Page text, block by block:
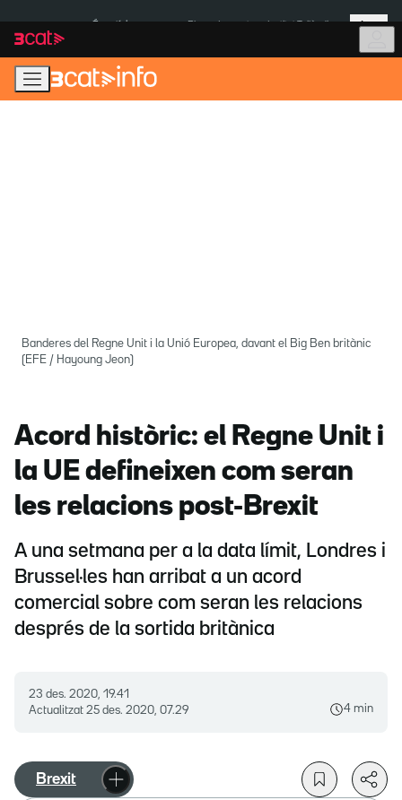
navegació
principal
contingut
Més
Banderes del Regne Unit i la Unió Europea, davant el Big Ben britànic
(EFE / Hayoung Jeon)
Acord històric: el Regne Unit i
la UE defineixen com seran
les relacions post-Brexit
A una setmana per a la data límit, Londres i
Brussel·les han arribat a un acord
comercial sobre com seran les relacions
després de la sortida britànica
23 des. 2020, 19.41
Actualitzat 25 des. 2020, 07.29 4 min
Brexit